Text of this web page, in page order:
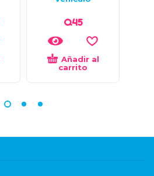
Q45
Añadir al
carrito